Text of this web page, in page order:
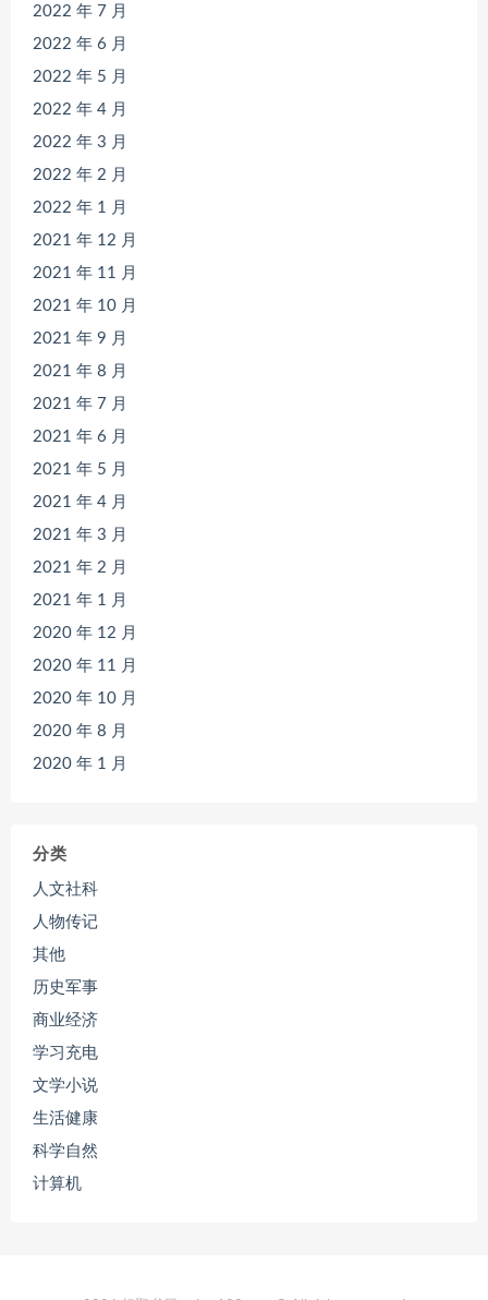
2022 年 7 月
2022 年 6 月
2022 年 5 月
2022 年 4 月
2022 年 3 月
2022 年 2 月
2022 年 1 月
2021 年 12 月
2021 年 11 月
2021 年 10 月
2021 年 9 月
2021 年 8 月
2021 年 7 月
2021 年 6 月
2021 年 5 月
2021 年 4 月
2021 年 3 月
2021 年 2 月
2021 年 1 月
2020 年 12 月
2020 年 11 月
2020 年 10 月
2020 年 8 月
2020 年 1 月
分类
人文社科
人物传记
其他
历史军事
商业经济
学习充电
文学小说
生活健康
科学自然
计算机